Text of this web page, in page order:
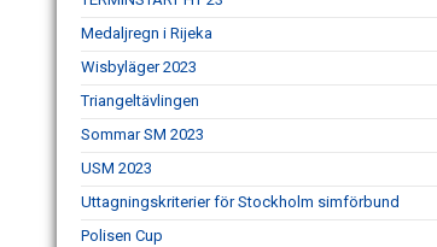
Medaljregn i Rijeka
Wisbyläger 2023
Triangeltävlingen
Sommar SM 2023
USM 2023
Uttagningskriterier för Stockholm simförbund
Polisen Cup